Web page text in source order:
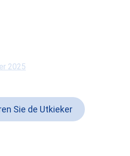
2025
Sie de Utkieker